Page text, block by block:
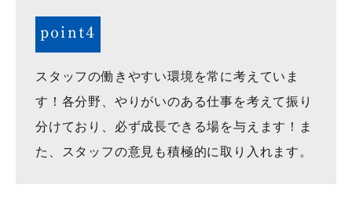
point4
スタッフの働きやすい環境を常に考えていま
す！各分野、やりがいのある仕事を考えて振り
分けており、必ず成長できる場を与えます！ま
た、スタッフの意見も積極的に取り入れます。